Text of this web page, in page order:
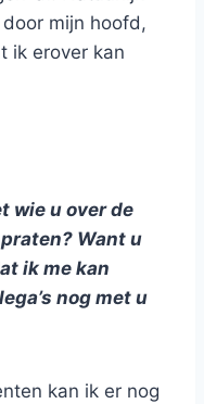
mijn hoofd,
ik erover kan
wie u over de
Want u
ik me kan
nog met u
kan ik er nog